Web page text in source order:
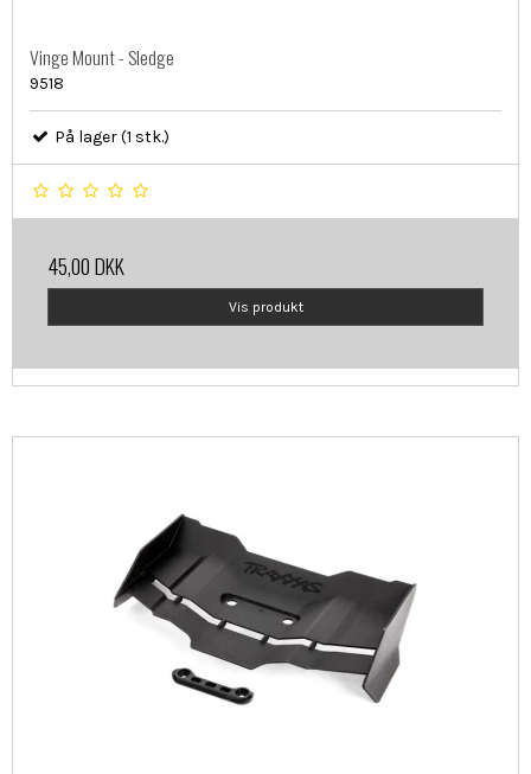
Vinge Mount - Sledge
9518
På lager (1 stk.)
45,00 DKK
Vis produkt